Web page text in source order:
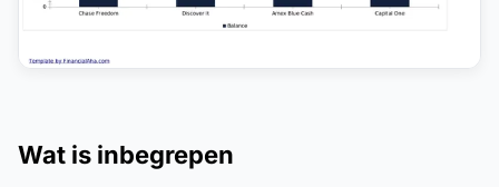
Wat is inbegrepen